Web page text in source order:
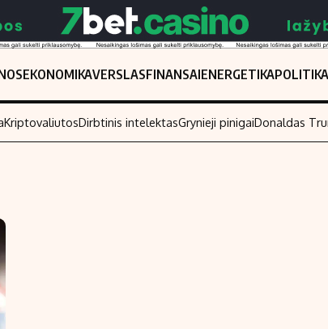
EKONOMIKAVERSLASFINANSAIENERGETIKAPOLITIKA
KriptovaliutosDirbtinis intelektasGrynieji pinigaiDonaldas